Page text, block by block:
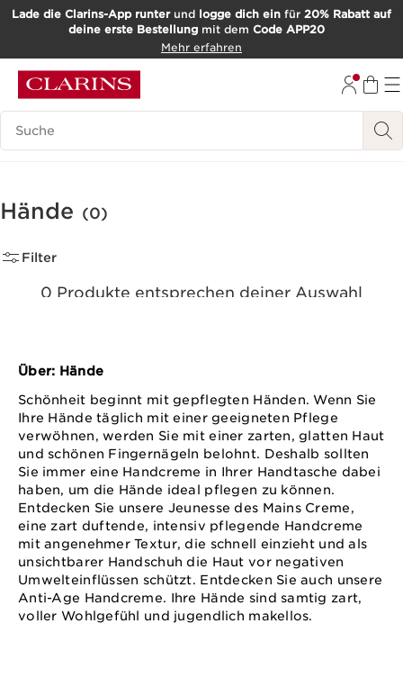
WEITER ZUM INHALT
Lade die Clarins-App runterund logge dich ein für 20% Rabatt auf
deine erste Bestellungmit dem Code APP20
Mehr erfahren
Such-Historie
Hände (0)
Filter
0 Produkte entsprechen deiner Auswahl
Über: Hände
Schönheit beginnt mit gepflegten Händen. Wenn Sie
Ihre Hände täglich mit einer geeigneten Pflege
verwöhnen, werden Sie mit einer zarten, glatten Haut
und schönen Fingernägeln belohnt. Deshalb sollten
Sie immer eine Handcreme in Ihrer Handtasche dabei
haben, um die Hände ideal pflegen zu können.
Entdecken Sie unsere Jeunesse des Mains Creme,
eine zart duftende, intensiv pflegende Handcreme
mit angenehmer Textur, die schnell einzieht und als
unsichtbarer Handschuh die Haut vor negativen
Umwelteinflüssen schützt. Entdecken Sie auch unsere
Anti-Age Handcreme. Ihre Hände sind samtig zart,
voller Wohlgefühl und jugendlich makellos.